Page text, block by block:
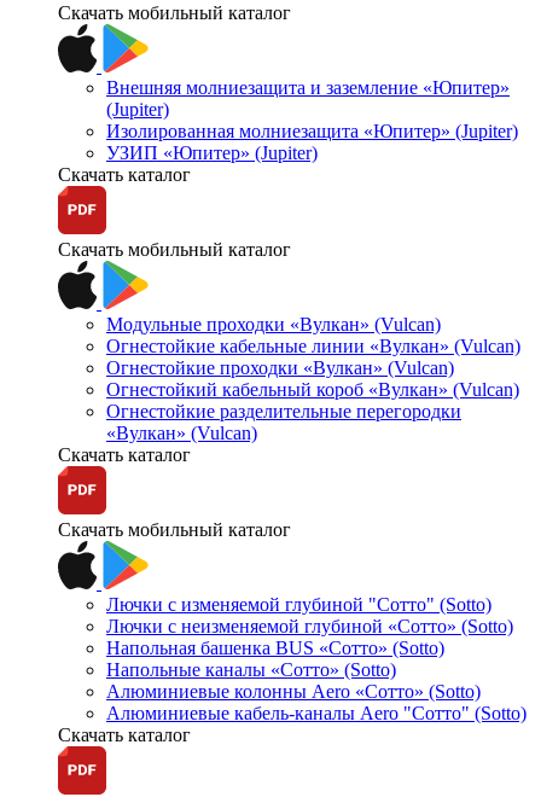
Скачать мобильный каталог
Внешняя молниезащита и заземление «Юпитер»
(Jupiter)
Изолированная молниезащита «Юпитер» (Jupiter)
УЗИП «Юпитер» (Jupiter)
Скачать каталог
Скачать мобильный каталог
Модульные проходки «Вулкан» (Vulcan)
Огнестойкие кабельные линии «Вулкан» (Vulcan)
Огнестойкие проходки «Вулкан» (Vulcan)
Огнестойкий кабельный короб «Вулкан» (Vulcan)
Огнестойкие разделительные перегородки
«Вулкан» (Vulcan)
Скачать каталог
Скачать мобильный каталог
Лючки с изменяемой глубиной "Сотто" (Sotto)
Лючки с неизменяемой глубиной «Сотто» (Sotto)
Напольная башенка BUS «Сотто» (Sotto)
Напольные каналы «Сотто» (Sotto)
Алюминиевые колонны Aero «Сотто» (Sotto)
Алюминиевые кабель-каналы Aero "Сотто" (Sotto)
Скачать каталог